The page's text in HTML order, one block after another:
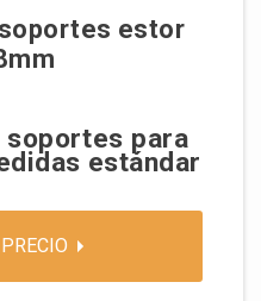
estor
para
estándar